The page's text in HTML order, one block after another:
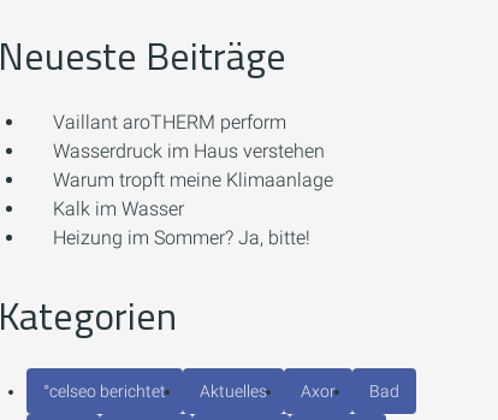
Neueste Beiträge
Vaillant aroTHERM perform
Wasserdruck im Haus verstehen
Warum tropft meine Klimaanlage
Kalk im Wasser
Heizung im Sommer? Ja, bitte!
Kategorien
°celseo berichtet Aktuelles Axor Bad